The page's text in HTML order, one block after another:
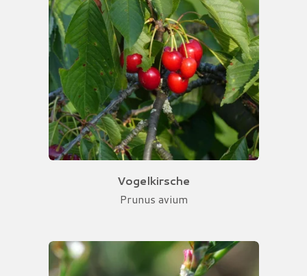
Vogelkirsche
Prunus avium